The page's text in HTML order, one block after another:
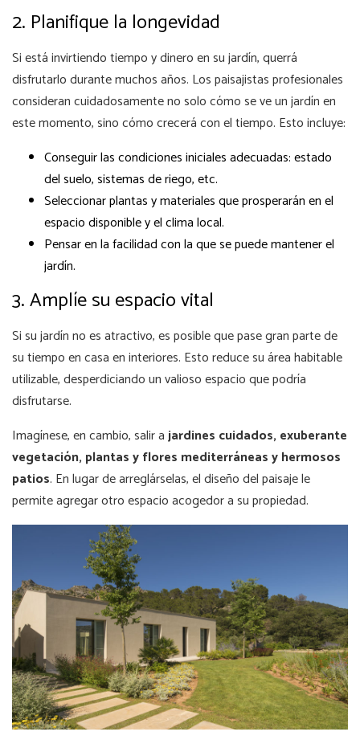
2. Planifique la longevidad
Si está invirtiendo tiempo y dinero en su jardín, querrá
disfrutarlo durante muchos años. Los paisajistas profesionales
consideran cuidadosamente no solo cómo se ve un jardín en
este momento, sino cómo crecerá con el tiempo. Esto incluye:
Conseguir las condiciones iniciales adecuadas: estado
del suelo, sistemas de riego, etc.
Seleccionar plantas y materiales que prosperarán en el
espacio disponible y el clima local.
Pensar en la facilidad con la que se puede mantener el
jardín.
3. Amplíe su espacio vital
Si su jardín no es atractivo, es posible que pase gran parte de
su tiempo en casa en interiores. Esto reduce su área habitable
utilizable, desperdiciando un valioso espacio que podría
disfrutarse.
Imagínese, en cambio, salir ajardines cuidados, exuberante
vegetación, plantas y flores mediterráneas y hermosos
patios. En lugar de arreglárselas, el diseño del paisaje le
permite agregar otro espacio acogedor a su propiedad.